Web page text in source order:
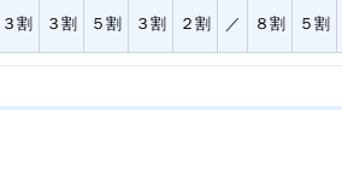
３割 ３割 ５割 ３割 ２割 ／ ８割 ５割